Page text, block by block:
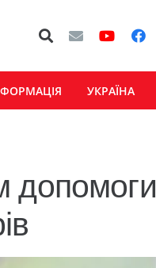
УКРАЇНА
допомоги